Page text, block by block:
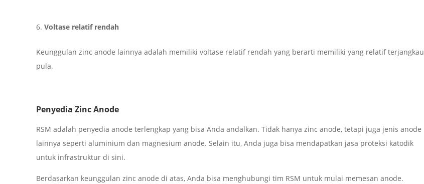
Voltase relatif rendah
Keunggulan zinc anode lainnya adalah memiliki voltase relatif rendah yang berarti memiliki yang relatif terjangkau
pula.
Penyedia Zinc Anode
RSM adalah penyedia anode terlengkap yang bisa Anda andalkan. Tidak hanya zinc anode, tetapi juga jenis anode
lainnya seperti aluminium dan magnesium anode. Selain itu, Anda juga bisa mendapatkan jasa proteksi katodik
untuk infrastruktur di sini.
Berdasarkan keunggulan zinc anode di atas, Anda bisa menghubungi tim RSM untuk mulai memesan anode.